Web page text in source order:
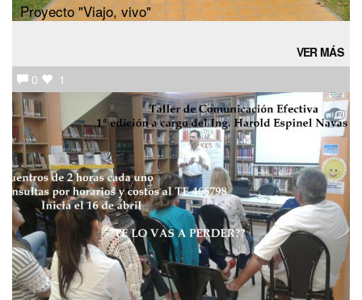
Proyecto "Viajo, vivo"
VER MÁS
0
1